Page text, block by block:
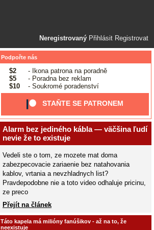
Neregistrovaný Přihlásit Registrovat
Podpořte nás
$2
- Ikona patrona na poradně
$5
- Poradna bez reklam
$10
- Soukromé poradenství
STAŇTE SE PATRONEM
Alarm bez jediného kábla — väčšina ľudí
nevie že to existuje
Vedeli ste o tom, ze mozete mat doma
zabezpecovacie zariaenie bez natahovania
kablov, vrtania a nevzhladnych list?
Pravdepodobne nie a toto video odhaluje pricinu,
ze preco
Přejít na článek
Táto kapela má milióny fanúšikov - až na to, že
neexistuje